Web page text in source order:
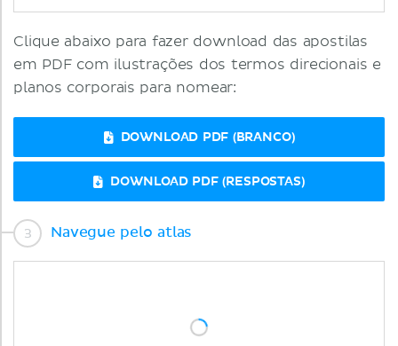
Clique abaixo para fazer download das apostilas
em PDF com ilustrações dos termos direcionais e
planos corporais para nomear:
DOWNLOAD PDF (BRANCO)
DOWNLOAD PDF (RESPOSTAS)
Navegue pelo atlas